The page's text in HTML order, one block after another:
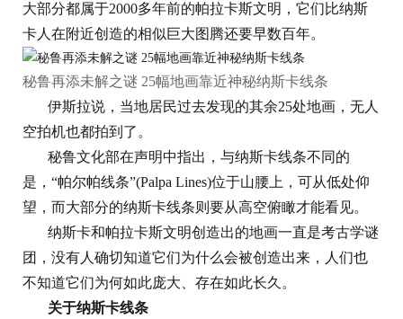
大部分都属于2000多年前的帕拉卡斯文明，它们比纳斯
卡人在附近创造的相似巨大图腾还要早数百年。
秘鲁再添未解之谜 25幅地画靠近神秘纳斯卡线条
伊斯拉说，当地居民过去发现的其余25处地画，无人
空拍机也都拍到了。
秘鲁文化部在声明中指出，与纳斯卡线条不同的
是，“帕尔帕线条”(Palpa Lines)位于山腰上，可从低处仰
望，而大部分的纳斯卡线条则要从高空俯瞰才能看见。
纳斯卡和帕拉卡斯文明创造出的地画一直是考古学谜
团，没有人确切知道它们为什么会被创造出来，人们也
不知道它们为何如此庞大、存在如此长久。
关于纳斯卡线条